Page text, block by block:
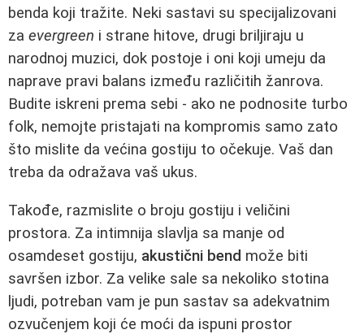
benda koji tražite. Neki sastavi su specijalizovani
za evergreen i strane hitove, drugi briljiraju u
narodnoj muzici, dok postoje i oni koji umeju da
naprave pravi balans između različitih žanrova.
Budite iskreni prema sebi - ako ne podnosite turbo
folk, nemojte pristajati na kompromis samo zato
što mislite da većina gostiju to očekuje. Vaš dan
treba da odražava vaš ukus.
Takođe, razmislite o broju gostiju i veličini
prostora. Za intimnija slavlja sa manje od
osamdeset gostiju, akustični bend može biti
savršen izbor. Za velike sale sa nekoliko stotina
ljudi, potreban vam je pun sastav sa adekvatnim
ozvučenjem koji će moći da ispuni prostor